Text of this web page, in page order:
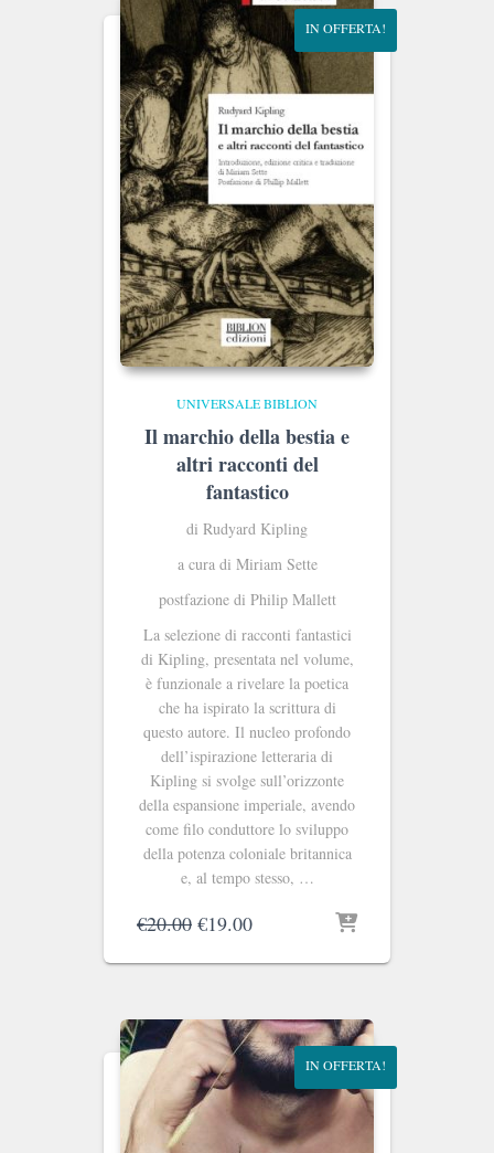
IN OFFERTA!
UNIVERSALE BIBLION
Il marchio della bestia e
altri racconti del
fantastico
di Rudyard Kipling
a cura di Miriam Sette
postfazione di Philip Mallett
La selezione di racconti fantastici
di Kipling, presentata nel volume,
è funzionale a rivelare la poetica
che ha ispirato la scrittura di
questo autore. Il nucleo profondo
dell’ispirazione letteraria di
Kipling si svolge sull’orizzonte
della espansione imperiale, avendo
come filo conduttore lo sviluppo
della potenza coloniale britannica
e, al tempo stesso, …
€20.00 Il
originale
€20.00.
€19.00Il
attuale
€19.00.
IN OFFERTA!